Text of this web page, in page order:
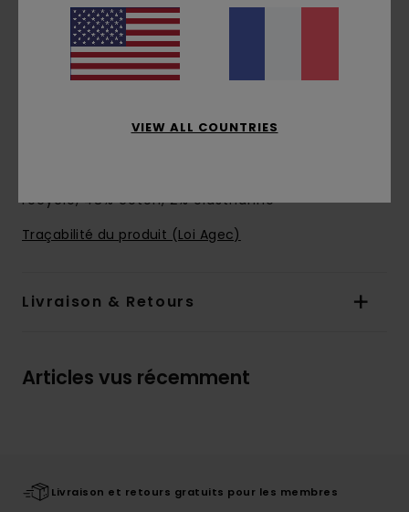
Longueur :coupe courte 17’’/43 cm
Taille :taille élastique avec cordon de
serrage
Poche arrière passepoilée
recyclé, 48% coton, 2% élasthanne
Traçabilité du produit (Loi Agec)
Livraison & Retours
Articles vus récemment
Livraison et retours gratuits pour les membres
VIEW ALL COUNTRIES